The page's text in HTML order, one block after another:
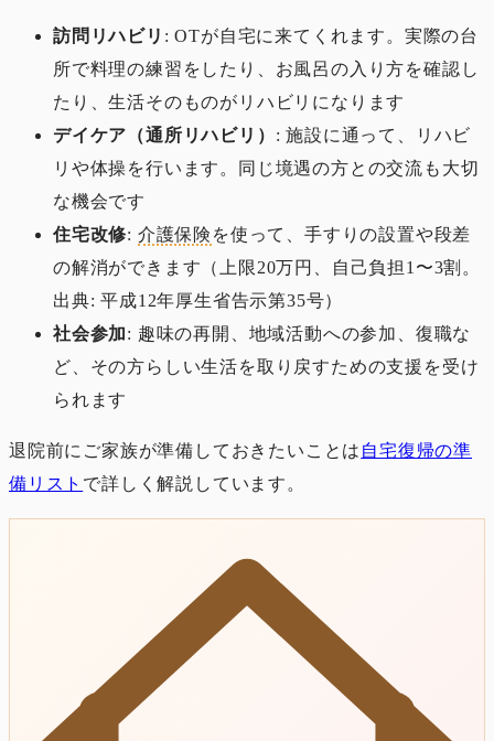
訪問リハビリ : OTが自宅に来てくれます。実際の台
所で料理の練習をしたり、お風呂の入り方を確認し
たり、生活そのものがリハビリになります
デイケア（通所リハビリ） : 施設に通って、リハビ
リや体操を行います。同じ境遇の方との交流も大切
な機会です
住宅改修: 介護保険 を使って、手すりの設置や段差
の解消ができます（上限20万円、自己負担1〜3割。
出典: 平成12年厚生省告示第35号）
社会参加: 趣味の再開、地域活動への参加、復職な
ど、その方らしい生活を取り戻すための支援を受け
られます
退院前にご家族が準備しておきたいことは 自宅復帰の準
備リスト で詳しく解説しています。